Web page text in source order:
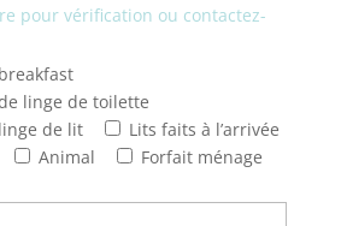
pour vérification ou contactez-
linge de toilette
de lit
Lits faits à l’arrivée
Animal
Forfait ménage